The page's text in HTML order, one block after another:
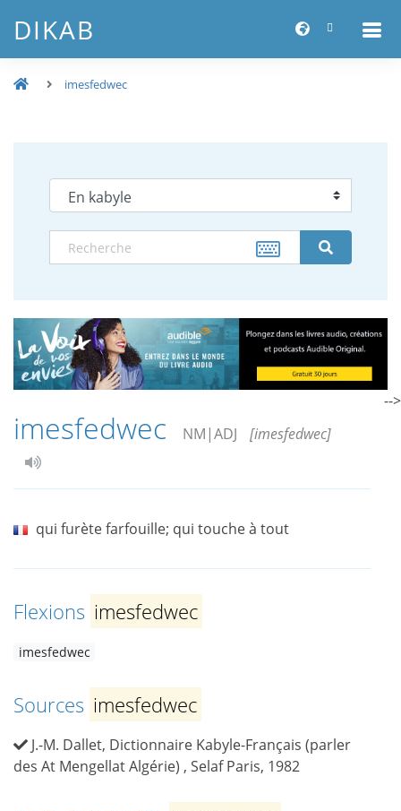
DIKAB
imesfedwec
imesfedwec NM|ADJ [imesfedwec]
qui furète farfouille; qui touche à tout
Flexions imesfedwec
imesfedwec
Sources imesfedwec
J.-M. Dallet, Dictionnaire Kabyle-Français (parler
des At Mengellat Algérie) , Selaf Paris, 1982
-->